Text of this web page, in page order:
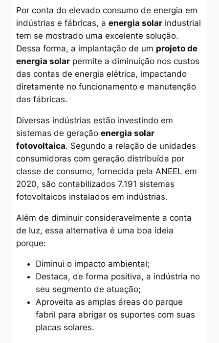
Por conta do elevado consumo de energia em
indústrias e fábricas, a energia solarindustrial
tem se mostrado uma excelente solução.
Dessa forma, a implantação de um projeto de
energia solarpermite a diminuição nos custos
das contas de energia elétrica, impactando
diretamente no funcionamento e manutenção
das fábricas.
Diversas indústrias estão investindo em
sistemas de geração energia solar
fotovoltaica. Segundo a relação de unidades
consumidoras com geração distribuída por
classe de consumo, fornecida pela ANEEL em
2020, são contabilizados 7.191 sistemas
fotovoltaicos instalados em indústrias.
Além de diminuir consideravelmente a conta
de luz, essa alternativa é uma boa ideia
porque:
Diminui o impacto ambiental;
Destaca, de forma positiva, a indústria no
seu segmento de atuação;
Aproveita as amplas áreas do parque
fabril para abrigar os suportes com suas
placas solares.